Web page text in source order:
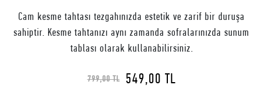
Cam kesme tahtası tezgahınızda estetik ve zarif bir duruşa
sahiptir. Kesme tahtanızı aynı zamanda sofralarınızda sunum
tablası olarak kullanabilirsiniz.
799,00 TL 549,00 TL